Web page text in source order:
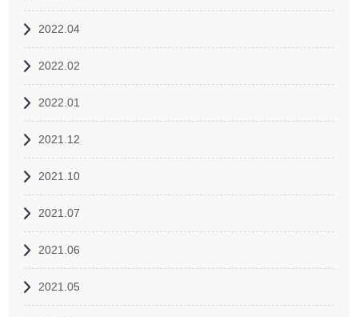
2022.04
2022.02
2022.01
2021.12
2021.10
2021.07
2021.06
2021.05